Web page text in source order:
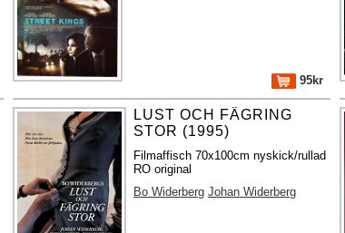
95kr
LUST OCH FÄGRING
STOR (1995)
Filmaffisch 70x100cm nyskick/rullad
RO original
Bo Widerberg Johan Widerberg